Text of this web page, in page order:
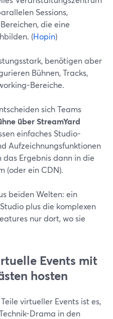
Sessions,
die eine
(Hopin)
benötigen aber
Bühnen, Tracks,
Bereiche.
sich Teams
über StreamYard
einfaches Studio-
Aufzeichnungsfunktionen
Ergebnis dann in die
(oder ein CDN).
beiden Welten: ein
plus die komplexen
nur dort, wo sie
Events mit
hosten
virtueller Events ist es,
Drama in den